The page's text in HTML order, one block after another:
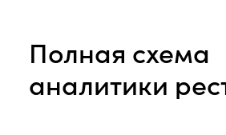
Полная схема
аналитики